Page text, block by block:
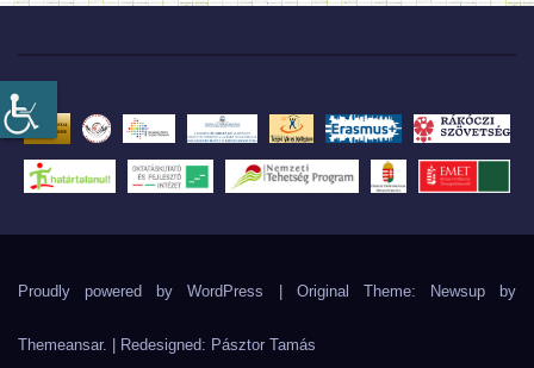
Proudly powered by WordPress Original Theme: Newsup by
Themeansar. | Redesigned: Pásztor Tamás